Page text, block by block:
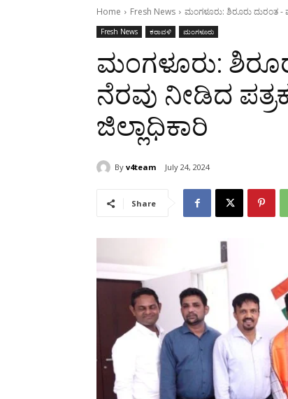
Home Fresh News ಮಂಗಳೂರು: ಶಿರೂರು ದುರಂತ -
Fresh News ಕರಾವಳಿ ಮಂಗಳೂರು
ಮಂಗಳೂರು:
ನೆರವು ನೀಡಿದ
ಜಿಲ್ಲಾಧಿಕಾರಿ
By v4team July 24, 2024
Share